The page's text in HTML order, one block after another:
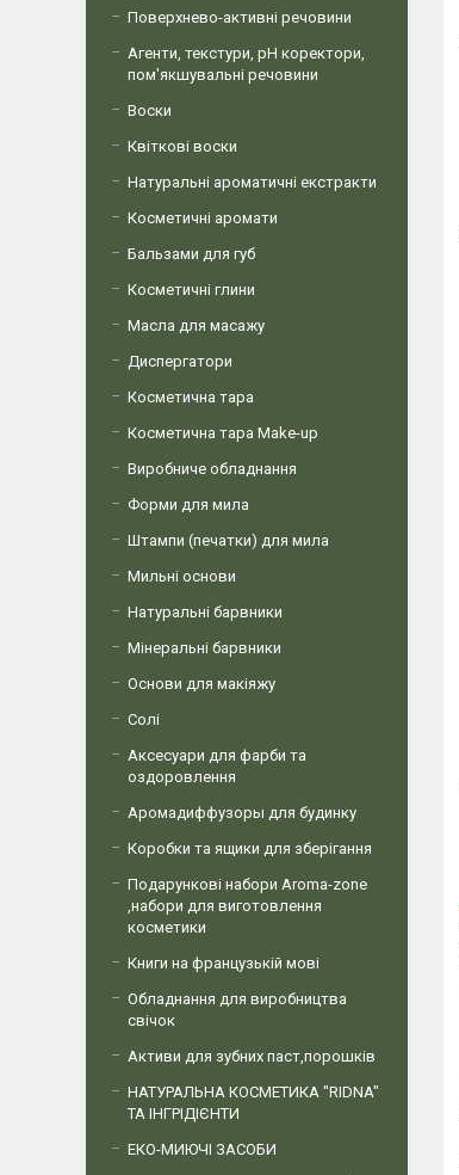
Поверхнево-активні речовини
Агенти, текстури, рН коректори,
пом'якшувальні речовини
Воски
Квіткові воски
Натуральні ароматичні екстракти
Косметичні аромати
Бальзами для губ
Косметичні глини
Масла для масажу
Диспергатори
Косметична тара
Косметична тара Make-up
Виробниче обладнання
Форми для мила
Штампи (печатки) для мила
Мильні основи
Натуральні барвники
Мінеральні барвники
Основи для макіяжу
Солі
Аксесуари для фарби та
оздоровлення
Аромадиффузоры для будинку
Коробки та ящики для зберігання
Подарункові набори Aroma-zone
,набори для виготовлення
косметики
Книги на французькій мові
Обладнання для виробництва
свічок
Активи для зубних паст,порошків
НАТУРАЛЬНА КОСМЕТИКА "RIDNA"
ТА ІНГРІДІЄНТИ
ЕКО-МИЮЧІ ЗАСОБИ